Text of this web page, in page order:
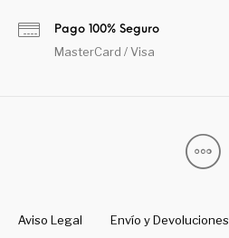
Pago 100% Seguro
MasterCard / Visa
Aviso Legal Envío y Devoluciones